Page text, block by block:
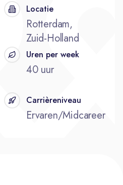
Locatie
Rotterdam,
Zuid-Holland
Uren per week
40 uur
Carrièreniveau
Ervaren/Midcareer